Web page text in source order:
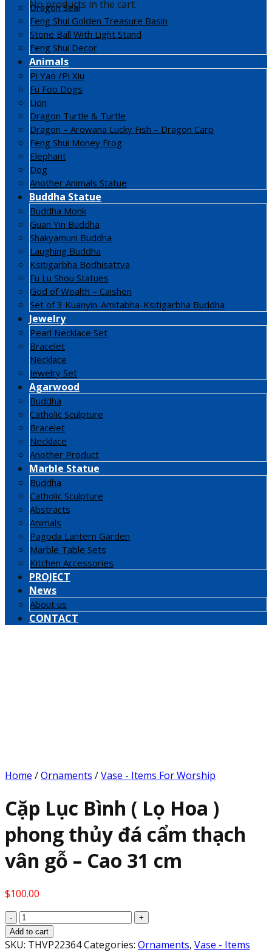
No products in the cart.
Dragon Seal
Feng Shui Golden Treasure Basin
Stone Ball With Light Stand
Feng Shui Decor
Animals
Pi Yao /Pi Xiu
Fu Foo Dogs
Lion
Dragon Turtle & Turtle
Dragon – Arowana Lucky Fish – Dragon Carp
Feng Shui Money Frog
Elephant
Dog
Another Animals Statue
Buddha Statue
Buddha Monk
Guan Yin Buddha
Shakyamuni Buddha
Laughing Buddha
Ksitigarbha Bodhisattva
Fu Lu Shou Statues
God of Wealth – Caishen
Set of 3 Kuanyin-Amitabha-Ksitigarbha Buddha
Jewelry
Pearl Necklace Set
Bracelet
Necklace
Jewelry Set
Agarwood
Buddha
Catholic Sculpture
Bracelet
Necklace
Another Product
Marble Statue
Buddha
Catholic Sculpture
Abstracts
Animals
Pagoda Lantern Garden
Marble Table Sets
Kitchen Accessories
PROJECT
News
About us
CONTACT
Home /Ornaments /Vase - Items For Worship
Cặp Lục Bình ( Lọ Hoa )
phong thủy đá cẩm thạch
vân gỗ – Cao 31 cm
$100.00
Cặp
Lục
Bình
Add to cart
SKU: THVP22364Categories: Ornaments, Vase - Items